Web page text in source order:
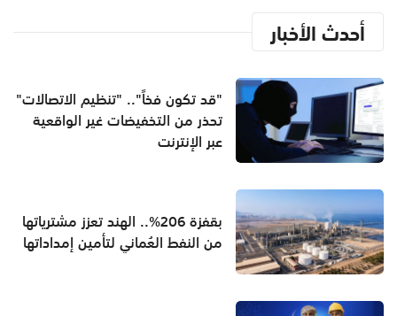
أحدث الأخبار
"قد تكون فخاً".. "تنظيم الاتصالات"
تحذر من التخفيضات غير الواقعية
عبر الإنترنت
بقفزة 206%.. الهند تعزز مشترياتها
من النفط العُماني لتأمين إمداداتها